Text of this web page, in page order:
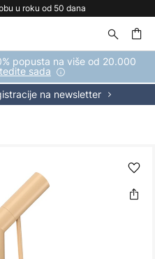
u roku od 50 dana
popusta na više od 20.000
sada
na newsletter